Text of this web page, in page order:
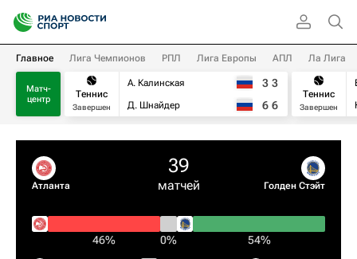
Главное Лига Чемпионов РПЛ Лига Европы АПЛ Ла Лига
Матч-
центр
Теннис
Завершен
А. Калинская
Д. Шнайдер
3 3
6 6
Теннис
Завершен
Атланта
39
матчей Голден Стэйт
46% 0% 54%